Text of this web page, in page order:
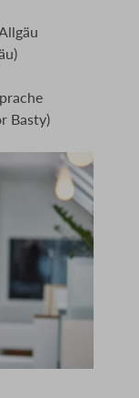
Basty)